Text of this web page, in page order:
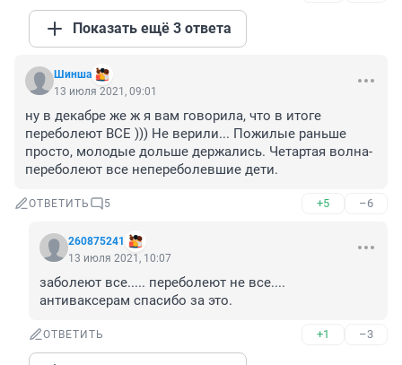
Показать ещё 3 ответа
Шинша
13 июля 2021, 09:01
ну в декабре же ж я вам говорила, что в итоге
переболеют ВСЕ ))) Не верили... Пожилые раньше
просто, молодые дольше держались. Четартая волна-
переболеют все непереболевшие дети.
ОТВЕТИТЬ 5 +5 –6
260875241
13 июля 2021, 10:07
заболеют все..... переболеют не все....
антиваксерам спасибо за это.
ОТВЕТИТЬ +1 –3